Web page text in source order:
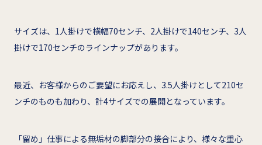
サイズは、1人掛けで横幅70センチ、2人掛けで140センチ、3人
掛けで170センチのラインナップがあります。
最近、お客様からのご要望にお応えし、3.5人掛けとして210セ
ンチのものも加わり、計4サイズでの展開となっています。
「留め」仕事による無垢材の脚部分の接合により、様々な重心